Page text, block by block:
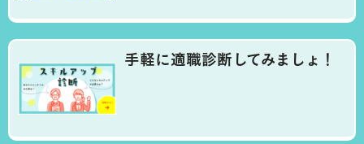
手軽に適職診断してみましょ！